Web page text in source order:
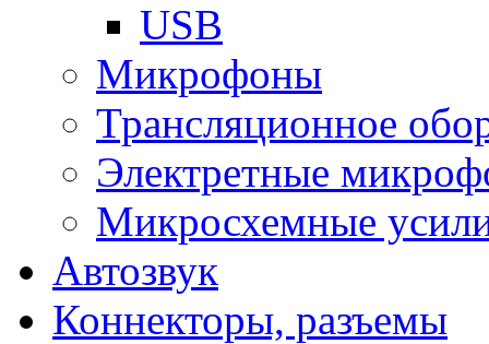
USB
Микрофоны
Трансляционное
Электретные
Микросхемные
Автозвук
Коннекторы, разъемы